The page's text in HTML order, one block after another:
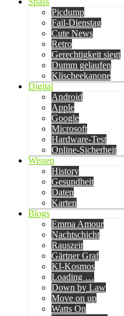
Picdump
Fail-Dienstag
Cute News
Retro
Gerechtigkeit siegt
Dumm gelaufen
Klischeekanone
Digital
Android
Apple
Google
Microsoft
Hardware-Test
Online-Sicherheit
Wissen
History
Gesundheit
Daten
Karten
Blogs
Emma Amour
Nachtschicht
Rauszeit
Gärtner Graf
KI-Kosmos
Loading …
Down by Law
Move on up
Watts On